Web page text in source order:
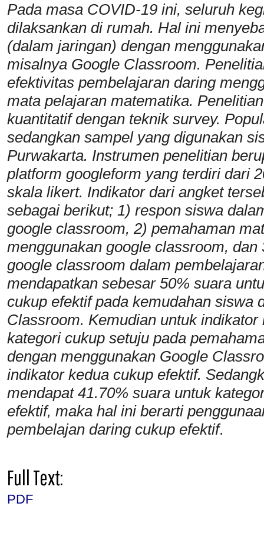
Pada masa COVID-19 ini, seluruh
dilaksankan di rumah. Hal ini
(dalam jaringan) dengan
misalnya Google Classroom.
efektivitas pembelajaran daring
mata pelajaran matematika.
kuantitatif dengan teknik survey.
sedangkan sampel yang digunakan
Purwakarta. Instrumen penelitian
platform googleform yang terdiri dari
skala likert. Indikator dari angket
sebagai berikut; 1) respon siswa
google classroom, 2) pemahaman
menggunakan google classroom,
google classroom dalam
mendapatkan sebesar 50% suara
cukup efektif pada kemudahan siswa
Classroom. Kemudian untuk
kategori cukup setuju pada
dengan menggunakan Google
indikator kedua cukup efektif.
mendapat 41.70% suara untuk
efektif, maka hal ini berarti
pembelajan daring cukup efektif.
Full Text:
PDF